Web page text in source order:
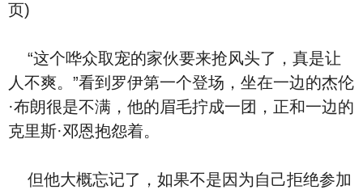
页)
“这个哗众取宠的家伙要来抢风头了，真是让
人不爽。”看到罗伊第一个登场，坐在一边的杰伦
·布朗很是不满，他的眉毛拧成一团，正和一边的
克里斯·邓恩抱怨着。
但他大概忘记了，如果不是因为自己拒绝参加